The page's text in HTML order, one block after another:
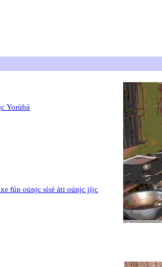
Yorùbá
fún oúnjc sísè àti oúnjc jíjc